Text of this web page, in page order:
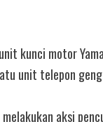
kunci motor
unit telepon
aksi